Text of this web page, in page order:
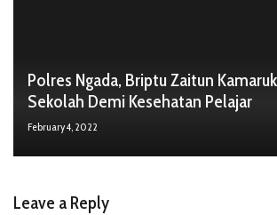
Polres Ngada, Briptu Zaitun
Sekolah Demi Kesehatan Pelajar
February 4, 2022
Leave a Reply